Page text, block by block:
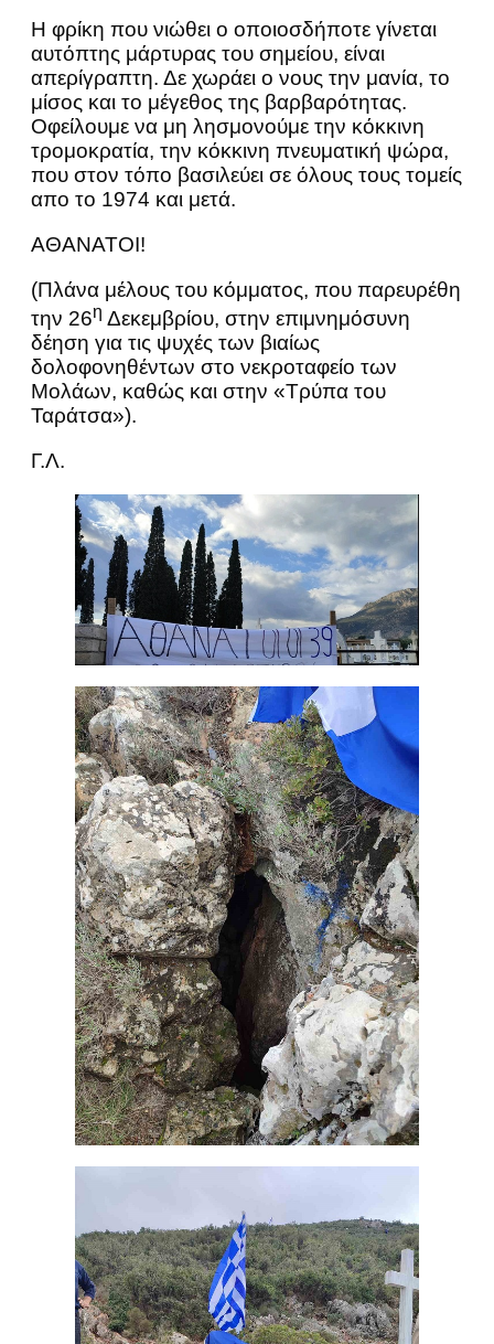
Η φρίκη που νιώθει ο οποιοσδήποτε γίνεται
αυτόπτης μάρτυρας του σημείου, είναι
απερίγραπτη. Δε χωράει ο νους την μανία, το
μίσος και το μέγεθος της βαρβαρότητας.
Οφείλουμε να μη λησμονούμε την κόκκινη
τρομοκρατία, την κόκκινη πνευματική ψώρα,
που στον τόπο βασιλεύει σε όλους τους τομείς
απο το 1974 και μετά.
ΑΘΑΝΑΤΟΙ!
(Πλάνα μέλους του κόμματος, που παρευρέθη
την 26η Δεκεμβρίου, στην επιμνημόσυνη
δέηση για τις ψυχές των βιαίως
δολοφονηθέντων στο νεκροταφείο των
Μολάων, καθώς και στην «Τρύπα του
Ταράτσα»).
Γ.Λ.